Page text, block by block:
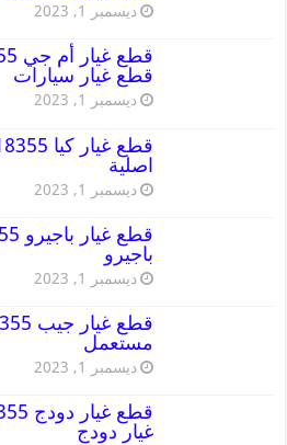
ديسمبر 1, 2023
قطع غيار سيارات
ديسمبر 1, 2023
اصلية
ديسمبر 1, 2023
باجيرو
ديسمبر 1, 2023
مستعمل
ديسمبر 1, 2023
غيار دودج